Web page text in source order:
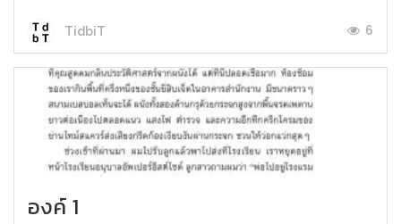
TidbiT 6
องค์ 1